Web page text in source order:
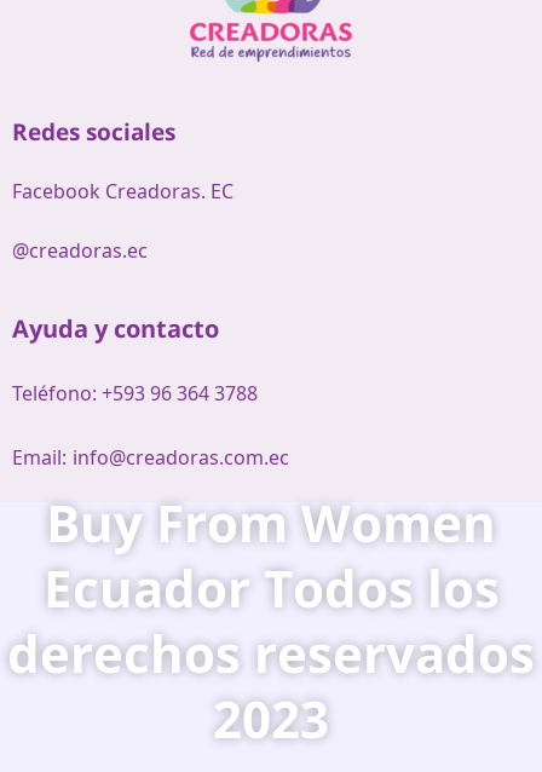
Redes sociales
Facebook Creadoras. EC
@creadoras.ec
Ayuda y contacto
Teléfono: +593 96 364 3788
Email: info@creadoras.com.ec
Buy From Women
Ecuador Todos los
derechos reservados
2023